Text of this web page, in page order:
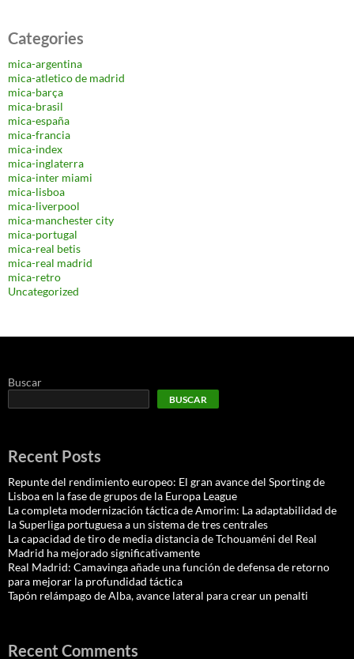
Categories
mica-argentina
mica-atletico de madrid
mica-barça
mica-brasil
mica-españa
mica-francia
mica-index
mica-inglaterra
mica-inter miami
mica-lisboa
mica-liverpool
mica-manchester city
mica-portugal
mica-real betis
mica-real madrid
mica-retro
Uncategorized
Buscar
BUSCAR
Recent Posts
Repunte del rendimiento europeo: El gran avance del Sporting de
Lisboa en la fase de grupos de la Europa League
La completa modernización táctica de Amorim: La adaptabilidad de
la Superliga portuguesa a un sistema de tres centrales
La capacidad de tiro de media distancia de Tchouaméni del Real
Madrid ha mejorado significativamente
Real Madrid: Camavinga añade una función de defensa de retorno
para mejorar la profundidad táctica
Tapón relámpago de Alba, avance lateral para crear un penalti
Recent Comments